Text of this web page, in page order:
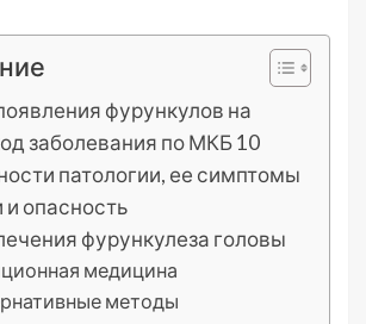
фурункулов на
заболевания по МКБ 10
патологии, ее симптомы
и опасность
фурункулеза головы
медицина
методы